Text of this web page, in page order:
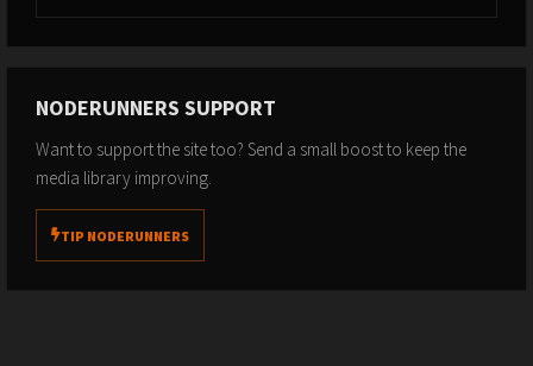
NODERUNNERS SUPPORT
Want to support the site too? Send a small boost to keep the
media library improving.
TIP NODERUNNERS